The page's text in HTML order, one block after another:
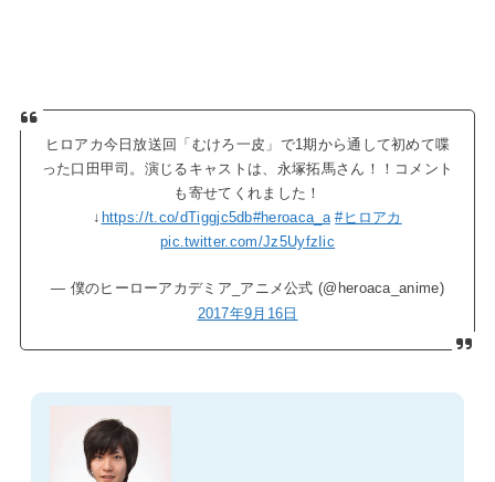
ヒロアカ今日放送回「むけろ一皮」で1期から通して初めて喋
った口田甲司。演じるキャストは、永塚拓馬さん！！コメント
も寄せてくれました！
↓ https://t.co/dTiggjc5db#heroaca_a #ヒロアカ
pic.twitter.com/Jz5UyfzIic
— 僕のヒーローアカデミア_アニメ公式 (@heroaca_anime)
2017年9月16日